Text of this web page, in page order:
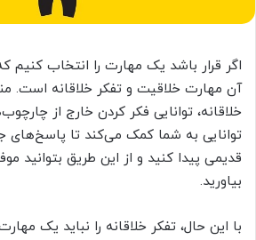
اگر قرار باشد یک مهارت را انتخاب
آن مهارت خلاقیت و تفکر خلاقانه است.
خلاقانه، توانایی فکر کردن خارج از
توانایی به شما کمک می‌کند تا پاسخ‌های
قدیمی پیدا کنید و از این طریق
بیاورید.
با این حال، تفکر خلاقانه را نباید یک